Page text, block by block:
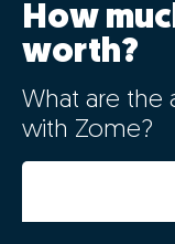
How
worth?
What are the
with Zome?